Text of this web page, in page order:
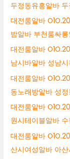
두정동유흥알바
대전룸알바
밤알바 부천룸싸
대전룸알바
남시바알바 성남
대전룸알바
동노래방알바 성
대전룸알바
원시테이블알바
대전룸알바
산시여성알바 아